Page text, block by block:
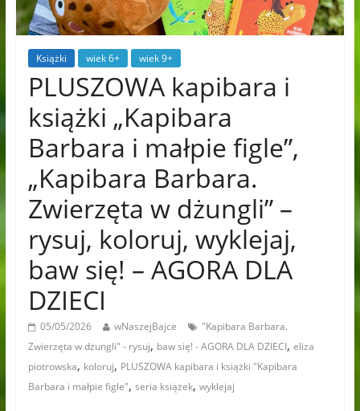
Książki wiek 6+ wiek 9+
PLUSZOWA kapibara i
książki „Kapibara
Barbara i małpie figle”,
„Kapibara Barbara.
Zwierzęta w dżungli” –
rysuj, koloruj, wyklejaj,
baw się! – AGORA DLA
DZIECI
05/05/2026 wNaszejBajce
"Kapibara Barbara.
Zwierzęta w dżungli" - rysuj, baw się! - AGORA DLA DZIECI, eliza
piotrowska, koloruj, PLUSZOWA kapibara i książki "Kapibara
Barbara i małpie figle", seria książek, wyklejaj